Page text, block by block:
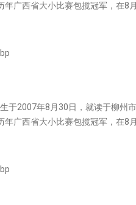
年广西省大小比赛包揽冠军，在8
于2007年8月30日，就读于柳州
年广西省大小比赛包揽冠军，在8